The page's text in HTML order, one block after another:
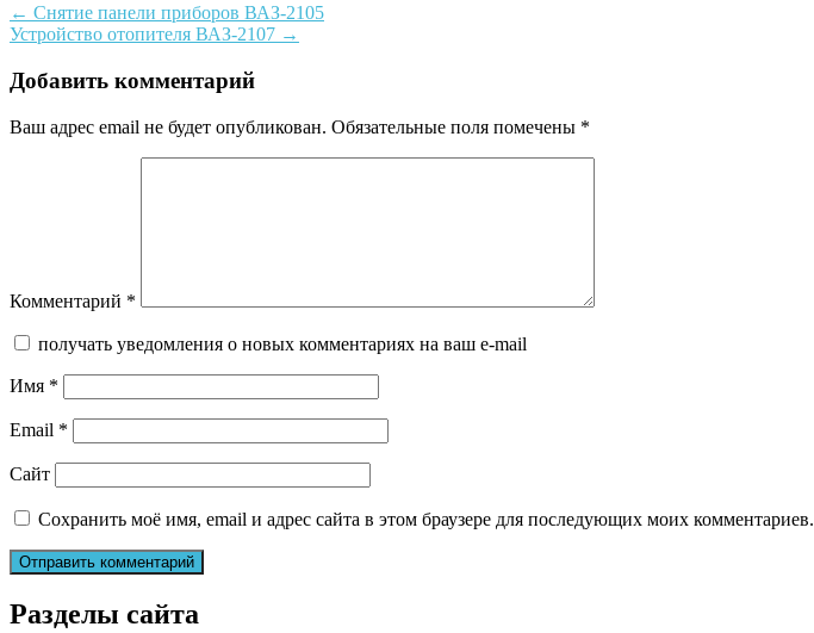
Post
navigation
← Снятие панели приборов ВАЗ-2105
Устройство отопителя ВАЗ-2107 →
Добавить комментарий
Ваш адрес email не будет опубликован. Обязательные поля помечены *
Комментарий *
получать уведомления о новых комментариях на ваш e-mail
Имя *
Email *
Сайт
Сохранить моё имя, email и адрес сайта в этом браузере для последующих моих комментариев.
Разделы сайта